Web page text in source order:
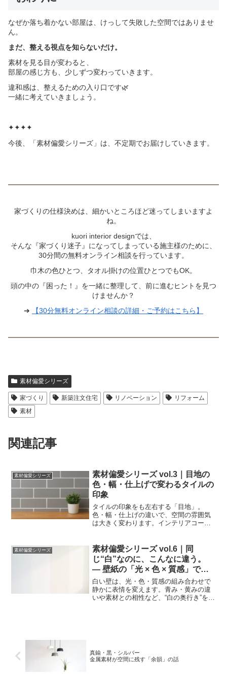
なぜか落ち着かない部屋は、けっして失敗した空間ではありませ
ん。
まだ、整える視点を知らないだけ。
素材を見る目が変わると、
部屋の感じ方も、少しずつ変わっていきます。
違和感は、整えるための入り口です🌿
一緒に考えていきましょう。
✦✦✦✦
今後、「素材偏愛シリーズ」は、不定期でお届けしていきます。
家づくりの仕様決めは、細かいところほど迷ってしまいますよ
ね。
kuori interior designでは、
そんな『家づくり迷子』になってしまっている施主様のために、
30分間の無料オンライン相談を行っています。
巾木の色ひとつ、タオル掛けの位置ひとつでもOK。
頭の中の『困った！』を一緒に整理して、前に進むヒントを見つ
けませんか？
➔
【30分無料オンライン相談の詳細・ご予約はこちら】
素材偏愛シリーズ
家づくり 新築注文住宅 リノベーション
リフォーム
素材
関連記事
素材偏愛シリーズ
素材偏愛シリーズ vol.3｜目地の
色・幅・仕上げで変わるタイルの
印象
タイルの印象をも左右する「目地」。
色・幅・仕上げの違いで、空間の雰囲気
は大きく変わります。インテリアコーデ
素材偏愛シリーズ
素材偏愛シリーズ vol.6｜同
じ“白”なのに、こんなに違う。
— 壁紙の「光 × 色 × 質感」で変
わる空間の印象 —
白い壁は、光・色・質感の組み合わせで
静かに表情を変えます。青み・黄みの違
いや素材との相性など、“白の奥行き”を感
真鍮・黒・シルバー
金属素材が空間に残す「余韻」の話